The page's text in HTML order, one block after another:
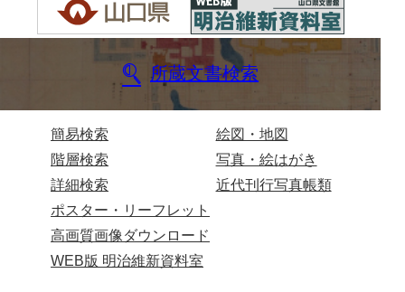
所蔵文書検索
簡易検索
階層検索
詳細検索
絵図・地図
写真・絵はがき
近代刊行写真帳類
ポスター・リーフレット
高画質画像ダウンロード
WEB版 明治維新資料室